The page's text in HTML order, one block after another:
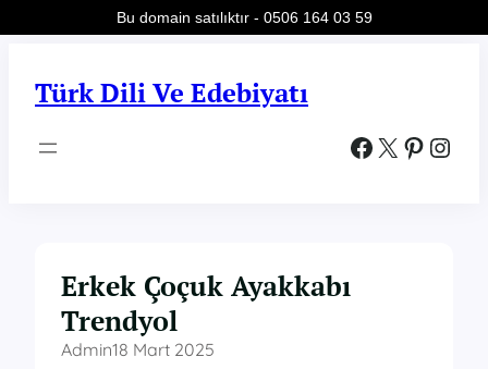
Türk Dili Ve Edebiyatı
Facebook X Pinterest Instagram
Erkek Çoçuk Ayakkabı
Trendyol
Admin18 Mart 2025
Bu domain satılıktır - 0506 164 03 59